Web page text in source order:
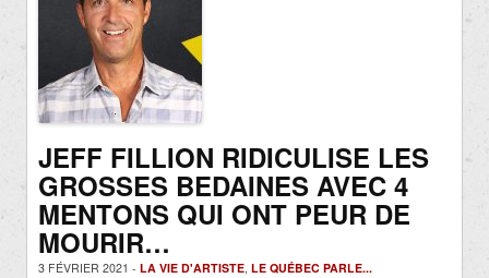
JEFF FILLION RIDICULISE LES
GROSSES BEDAINES AVEC 4
MENTONS QUI ONT PEUR DE
MOURIR…
3 FÉVRIER 2021 - LA VIE D'ARTISTE, LE QUÉBEC PARLE...